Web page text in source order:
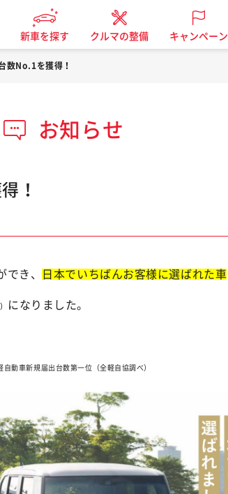
新車を探す クルマの整備 キャンペーン
数No.1を獲得！
お知らせ
！
でき、 日本でいちばんお客様に選ばれた車
になりました。
車新規届出台数第一位（全軽自協調べ）